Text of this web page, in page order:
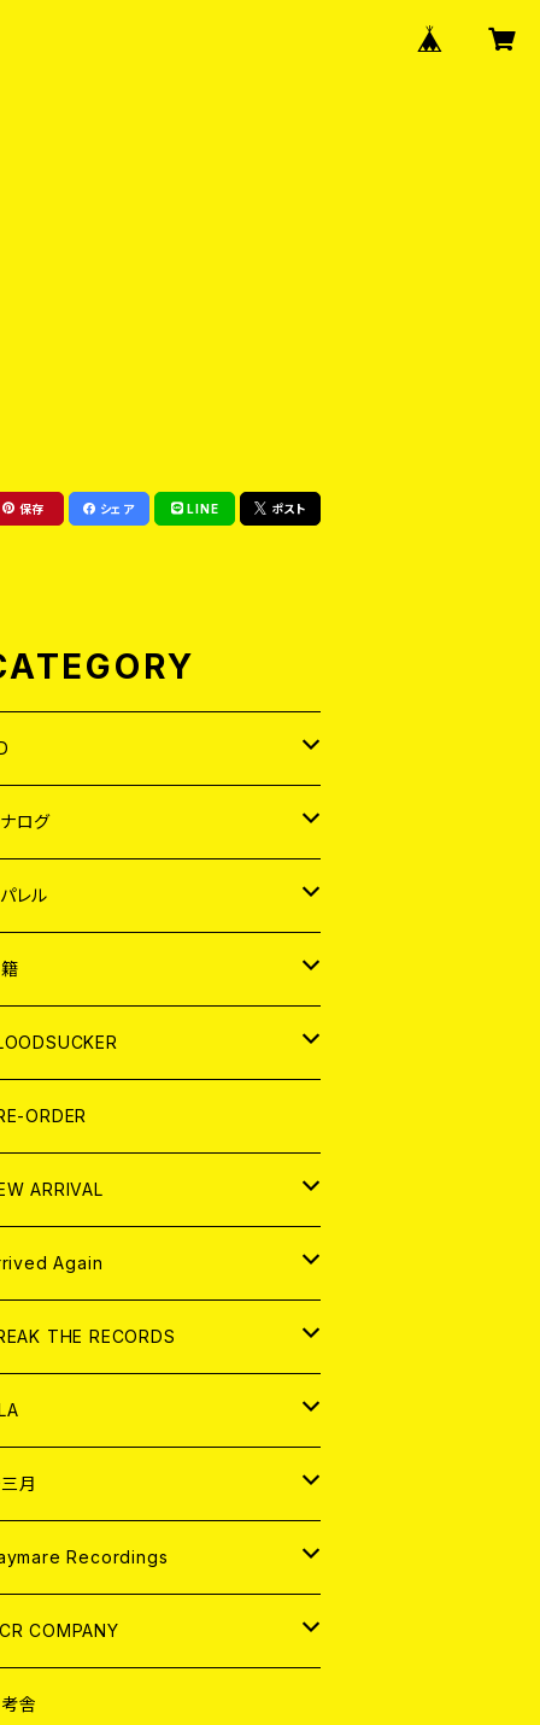
保存 シェア LINE ポスト
ログ
レル
ZINE
集 (PHOTOBOOK)
ログ
レル
CONTENTS
ORDER
ARRIVAL
ログ
Again
ログ
THE RECORDS
レル
月
Recordings
COMPANY
舎